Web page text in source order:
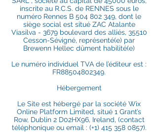
inscrite au R.C.S. de RENNES sous le
numéro Rennes B 504 802 349, dont le
siège social est situé ZAC Atalante
Viasilva - 3679 boulevard des alliés, 35510
Cesson-Sévigné, représenté(e) par
Brewenn Hellec dûment habilité(e)
Le numéro individuel TVA de l’éditeur est :
FR88504802349.
Hébergement
Le Site est hébergé par la société Wix
Online Platform Limited, situé 1 Grant’s
Row, Dublin 2 D02HX96, Ireland, (contact
téléphonique ou email : (+1) 415 358 0857).